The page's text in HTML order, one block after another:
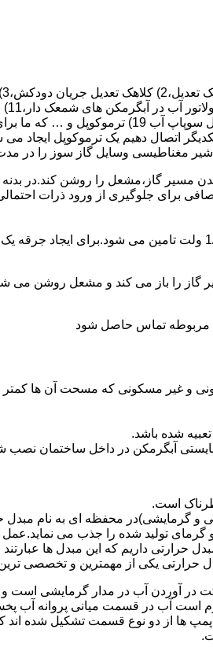
اتصال دهیم یک ترموکوپل ایجاد
گاز،مشعل را روشن کند.در بدنه
برای جلوگیری از ورود ذرات
را باز می کند و مشعل روشن می
مربوطه تماس حاصل شود
آبگرمکن در داخل ساختمان نصب
است.
گرمایشی)در محفظه ای به نام
تولید شده را جذب می
داریم که این مبدل ها
حرارتی یکی از مهمترین و تخصصی
در آوردن آب در مدار گرمایشی است
نوع پمپ لازم است آب در قسمت
ها از دو نوع قسمت تشکیل شده